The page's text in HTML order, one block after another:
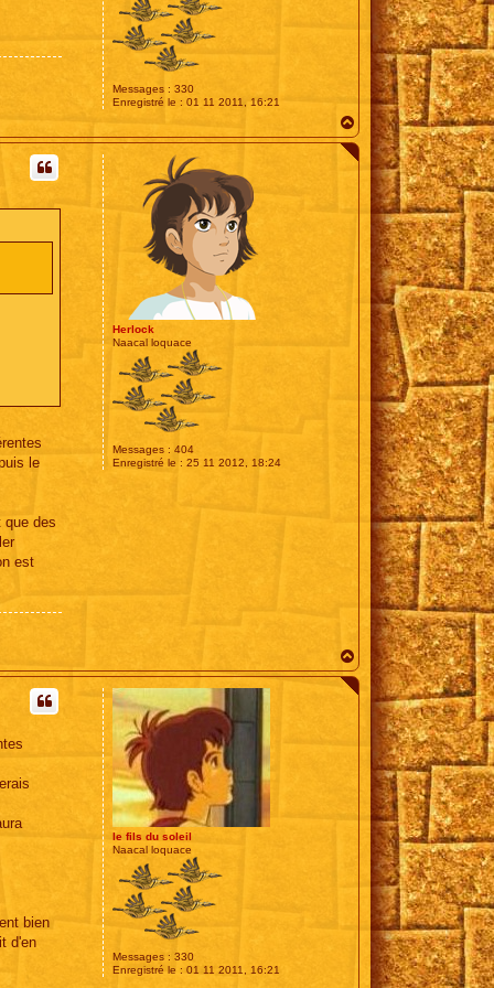
Messages : 330
Enregistré le : 01 11 2011, 16:21
a
u
Herlock
Naacal loquace
Messages : 404
Enregistré le : 25 11 2012, 18:24
le
que des
est
a
u
le fils du soleil
Naacal loquace
Messages : 330
Enregistré le : 01 11 2011, 16:21
bien
d'en